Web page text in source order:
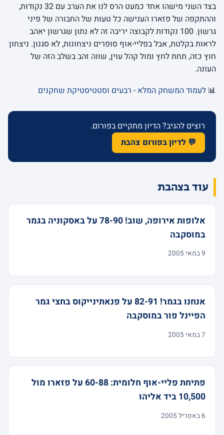
בצד השני מישהו אחד כמעט הרס לנו את הערב עם 32 נקודות,
וההתקפה של פזארו הענישה כל טעות של החבורה של פיני
גרשון. 100 נקודות לקבוצה יריבה זה לא נתון שגרשון יאהב
לראות בקלטת, אבל בפליי-אוף סופרים ניצחונות, לא סגנון. ניצחון
חוץ כזה, תחת לחץ ומול קהל עוין, שווה זהב בשלב הזה של
העונה.
📊 לעמוד המשחק המלא - רבעים וסטטיסטיקת שחקנים
רוצים להגיב? הדיון מתקיים בפורום.
💬 לדיון בפורום צהבת
עוד בצהבת
אלופות אירופה, שוב! 78-90 על באסקוניה בגמר
במוסקבה
9 במאי 2005
אנחנו בגמר! 82-91 על פנאתינייקוס בחצי גמר
הפיינל פור במוסקבה
7 במאי 2005
פתיחת פליי-אוף חלומית: 60-88 על פזארו מול
10,500 ביד אליהו
6 באפריל 2005